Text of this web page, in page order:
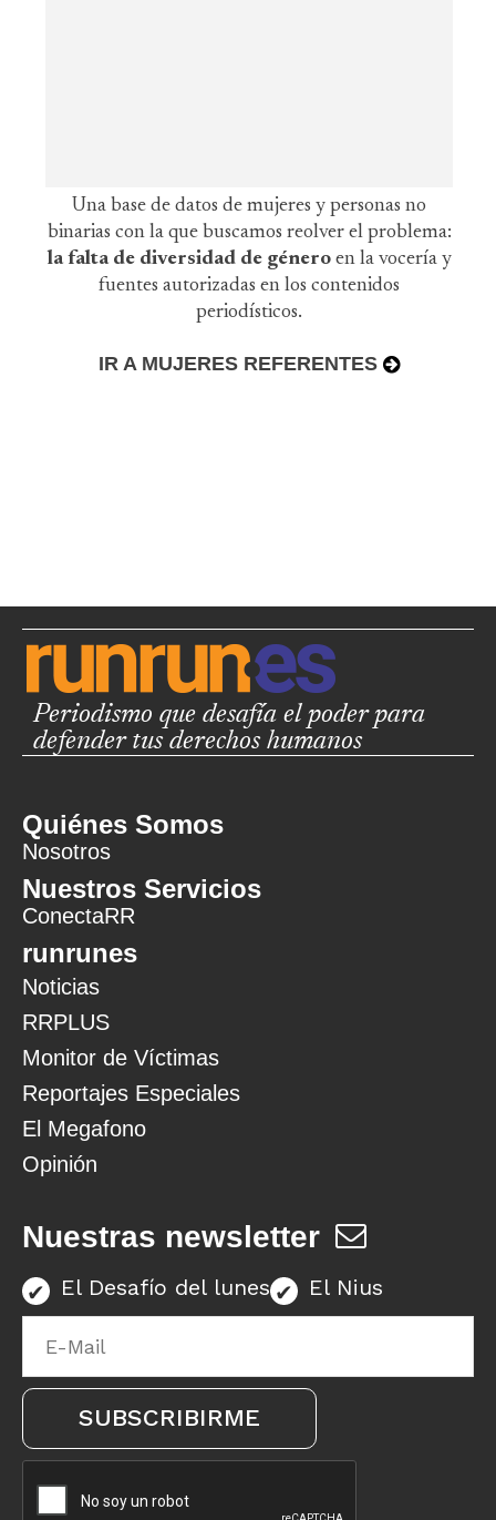
Una base de datos de mujeres y personas no
binarias con la que buscamos reolver el problema:
la falta de diversidad de género en la vocería y
fuentes autorizadas en los contenidos
periodísticos.
IR A MUJERES REFERENTES
Periodismo que desafía el poder para
defender tus derechos humanos
Quiénes Somos
Nosotros
Nuestros Servicios
ConectaRR
runrunes
Noticias
RRPLUS
Monitor de Víctimas
Reportajes Especiales
El Megafono
Opinión
Nuestras newsletter
El Desafío del lunes El Nius